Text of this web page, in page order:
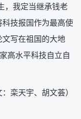
，我定当继承钱老
技报国作为最高使
写在祖国的大地
高水平科技自立自
：栾天宇、胡文荟）